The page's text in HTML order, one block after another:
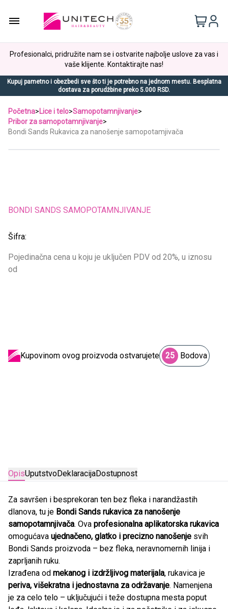
Profesionalci, pridružite nam se i ostvarite najbolje uslove za vas i
vaše klijente. Kontaktirajte nas!
Kupuj pametno i obezbedi sve što ti je potrebno na jednom mestu. Besplatna
dostava za porudžbine preko 5.000 RSD.
Početna>Lice i telo>Samopotamnjivanje>
Pribor za samopotamnjivanje>
Bondi Sands Rukavica za nanošenje samopotamjivača
BONDI SANDS SAMOPOTAMNJIVANJE
Šifra:
Pojedinačna cena u koju je uključen PDV od 20%, u iznosu
od
Kupovinom ovog proizvoda ostvarujete 25 Bodova
OpisUputstvoDeklaracijaDostupnost
Za savršen i besprekoran ten bez fleka i narandžastih
dlanova, tu je Bondi Sands rukavica za nanošenje
samopotamnjivača. Ova profesionalna aplikatorska rukavica
omogućava ujednačeno, glatko i precizno nanošenje svih
Bondi Sands proizvoda – bez fleka, neravnomernih linija i
zaprljanih ruku.
Izrađena od mekanog i izdržljivog materijala, rukavica je
periva, višekratna i jednostavna za održavanje. Namenjena
je za celo telo – uključujući i teže dostupna mesta poput